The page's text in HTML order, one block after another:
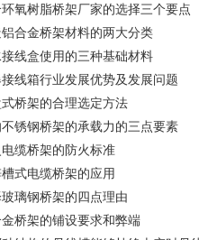
氧树脂桥架厂家的选择三个要点
合金桥架材料的两大分类
接线盒使用的三种基础材料
接线箱行业发展优势及发展问题
桥架的合理选定方法
锈钢桥架的承载力的三点要素
电缆桥架的防火标准
式电缆桥架的应用
璃钢桥架的四点理由
桥架的铺设要求和弊端